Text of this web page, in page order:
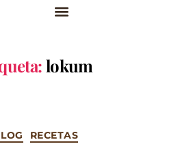
lokum
RECETAS